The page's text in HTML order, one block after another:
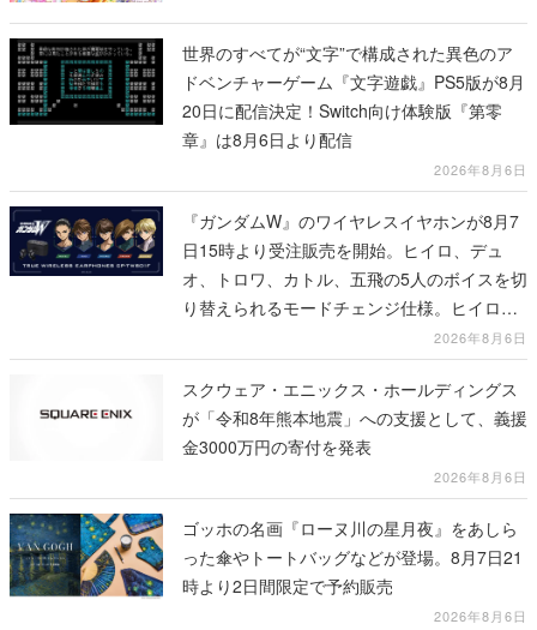
世界のすべてが“文字”で構成された異色のア
ドベンチャーゲーム『文字遊戯』PS5版が8月
20日に配信決定！Switch向け体験版『第零
章』は8月6日より配信
2026年8月6日
『ガンダムW』のワイヤレスイヤホンが8月7
日15時より受注販売を開始。ヒイロ、デュ
オ、トロワ、カトル、五飛の5人のボイスを切
り替えられるモードチェンジ仕様。ヒイロが
「お前を殺す」「死ぬほど痛いぞ」とささや
く
2026年8月6日
スクウェア・エニックス・ホールディングス
が「令和8年熊本地震」への支援として、義援
金3000万円の寄付を発表
2026年8月6日
ゴッホの名画『ローヌ川の星月夜』をあしら
った傘やトートバッグなどが登場。8月7日21
時より2日間限定で予約販売
2026年8月6日